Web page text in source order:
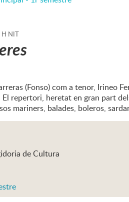
H NIT
(Fonso) com a tenor, Irineo
repertori, heretat en gran part
mariners, balades, boleros,
de Cultura